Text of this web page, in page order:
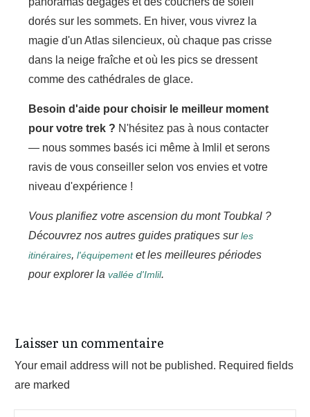
dorés sur les sommets. En hiver, vous vivrez la
magie d'un Atlas silencieux, où chaque pas crisse
dans la neige fraîche et où les pics se dressent
comme des cathédrales de glace.
Besoin d'aide pour choisir le meilleur moment
pour votre trek ? N'hésitez pas à nous contacter
— nous sommes basés ici même à Imlil et serons
ravis de vous conseiller selon vos envies et votre
niveau d'expérience !
Vous planifiez votre ascension du mont Toubkal ?
Découvrez nos autres guides pratiques surles
itinéraires, l'équipementet les meilleures périodes
pour explorer la vallée d'Imlil.
Laisser un commentaire
Your email address will not be published. Required fields
are marked